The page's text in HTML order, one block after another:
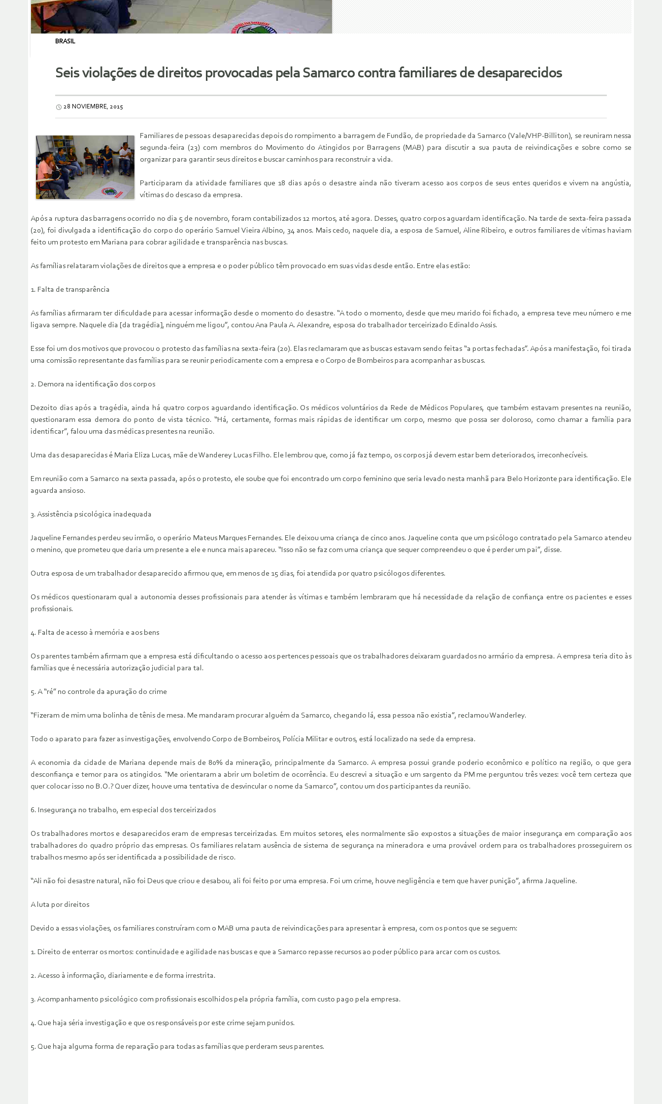
BRASIL
Seis violações de direitos provocadas pela Samarco contra familiares de desaparecidos
28 NOVIEMBRE, 2015
Familiares de pessoas desaparecidas depois do rompimento a barragem de Fundão, de propriedade da Samarco (Vale/VHP-Billiton), se reuniram nessa
segunda-feira (23) com membros do Movimento do Atingidos por Barragens (MAB) para discutir a sua pauta de reivindicações e sobre como se
organizar para garantir seus direitos e buscar caminhos para reconstruir a vida.
Participaram da atividade familiares que 18 dias após o desastre ainda não tiveram acesso aos corpos de seus entes queridos e vivem na angústia,
vítimas do descaso da empresa.
Após a ruptura das barragens ocorrido no dia 5 de novembro, foram contabilizados 12 mortos, até agora. Desses, quatro corpos aguardam identificação. Na tarde de sexta-feira passada
(20), foi divulgada a identificação do corpo do operário Samuel Vieira Albino, 34 anos. Mais cedo, naquele dia, a esposa de Samuel, Aline Ribeiro, e outros familiares de vítimas haviam
feito um protesto em Mariana para cobrar agilidade e transparência nas buscas.
As famílias relataram violações de direitos que a empresa e o poder público têm provocado em suas vidas desde então. Entre elas estão:
1. Falta de transparência
As famílias afirmaram ter dificuldade para acessar informação desde o momento do desastre. “A todo o momento, desde que meu marido foi fichado, a empresa teve meu número e me
ligava sempre. Naquele dia [da tragédia], ninguém me ligou”, contou Ana Paula A. Alexandre, esposa do trabalhador terceirizado Edinaldo Assis.
Esse foi um dos motivos que provocou o protesto das famílias na sexta-feira (20). Elas reclamaram que as buscas estavam sendo feitas “a portas fechadas”. Após a manifestação, foi tirada
uma comissão representante das famílias para se reunir periodicamente com a empresa e o Corpo de Bombeiros para acompanhar as buscas.
2. Demora na identificação dos corpos
Dezoito dias após a tragédia, ainda há quatro corpos aguardando identificação. Os médicos voluntários da Rede de Médicos Populares, que também estavam presentes na reunião,
questionaram essa demora do ponto de vista técnico. “Há, certamente, formas mais rápidas de identificar um corpo, mesmo que possa ser doloroso, como chamar a família para
identificar”, falou uma das médicas presentes na reunião.
Uma das desaparecidas é Maria Eliza Lucas, mãe de Wanderey Lucas Filho. Ele lembrou que, como já faz tempo, os corpos já devem estar bem deteriorados, irreconhecíveis.
Em reunião com a Samarco na sexta passada, após o protesto, ele soube que foi encontrado um corpo feminino que seria levado nesta manhã para Belo Horizonte para identificação. Ele
aguarda ansioso.
3. Assistência psicológica inadequada
Jaqueline Fernandes perdeu seu irmão, o operário Mateus Marques Fernandes. Ele deixou uma criança de cinco anos. Jaqueline conta que um psicólogo contratado pela Samarco atendeu
o menino, que prometeu que daria um presente a ele e nunca mais apareceu. “Isso não se faz com uma criança que sequer compreendeu o que é perder um pai”, disse.
Outra esposa de um trabalhador desaparecido afirmou que, em menos de 15 dias, foi atendida por quatro psicólogos diferentes.
Os médicos questionaram qual a autonomia desses profissionais para atender às vítimas e também lembraram que há necessidade da relação de confiança entre os pacientes e esses
profissionais.
4. Falta de acesso à memória e aos bens
Os parentes também afirmam que a empresa está dificultando o acesso aos pertences pessoais que os trabalhadores deixaram guardados no armário da empresa. A empresa teria dito às
famílias que é necessária autorização judicial para tal.
5. A “ré” no controle da apuração do crime
“Fizeram de mim uma bolinha de tênis de mesa. Me mandaram procurar alguém da Samarco, chegando lá, essa pessoa não existia”, reclamou Wanderley.
Todo o aparato para fazer as investigações, envolvendo Corpo de Bombeiros, Polícia Militar e outros, está localizado na sede da empresa.
A economia da cidade de Mariana depende mais de 80% da mineração, principalmente da Samarco. A empresa possui grande poderio econômico e político na região, o que gera
desconfiança e temor para os atingidos. “Me orientaram a abrir um boletim de ocorrência. Eu descrevi a situação e um sargento da PM me perguntou três vezes: você tem certeza que
quer colocar isso no B.O.? Quer dizer, houve uma tentativa de desvincular o nome da Samarco”, contou um dos participantes da reunião.
6. Insegurança no trabalho, em especial dos terceirizados
Os trabalhadores mortos e desaparecidos eram de empresas terceirizadas. Em muitos setores, eles normalmente são expostos a situações de maior insegurança em comparação aos
trabalhadores do quadro próprio das empresas. Os familiares relatam ausência de sistema de segurança na mineradora e uma provável ordem para os trabalhadores prosseguirem os
trabalhos mesmo após ser identificada a possibilidade de risco.
“Ali não foi desastre natural, não foi Deus que criou e desabou, ali foi feito por uma empresa. Foi um crime, houve negligência e tem que haver punição”, afirma Jaqueline.
A luta por direitos
Devido a essas violações, os familiares construíram com o MAB uma pauta de reivindicações para apresentar à empresa, com os pontos que se seguem:
1. Direito de enterrar os mortos: continuidade e agilidade nas buscas e que a Samarco repasse recursos ao poder público para arcar com os custos.
2. Acesso à informação, diariamente e de forma irrestrita.
3. Acompanhamento psicológico com profissionais escolhidos pela própria família, com custo pago pela empresa.
4. Que haja séria investigação e que os responsáveis por este crime sejam punidos.
5. Que haja alguma forma de reparação para todas as famílias que perderam seus parentes.